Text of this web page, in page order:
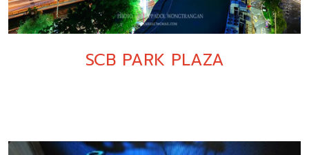
SCB PARK PLAZA